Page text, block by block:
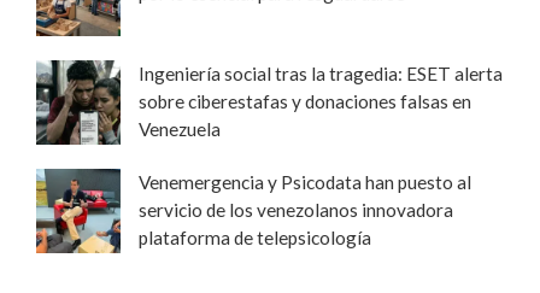
Ingeniería social tras la tragedia: ESET alerta
sobre ciberestafas y donaciones falsas en
Venezuela
Venemergencia y Psicodata han puesto al
servicio de los venezolanos innovadora
plataforma de telepsicología